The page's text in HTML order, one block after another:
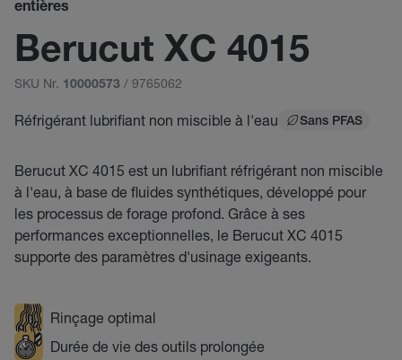
entières
Berucut XC 4015
SKU Nr. 10000573 / 9765062
Réfrigérant lubrifiant non miscible à l'eau Sans PFAS
Berucut XC 4015 est un lubrifiant réfrigérant non miscible
à l'eau, à base de fluides synthétiques, développé pour
les processus de forage profond. Grâce à ses
performances exceptionnelles, le Berucut XC 4015
supporte des paramètres d'usinage exigeants.
Rinçage optimal
Durée de vie des outils prolongée